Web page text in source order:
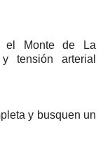
el Monte de La
tensión arterial
y busquen un